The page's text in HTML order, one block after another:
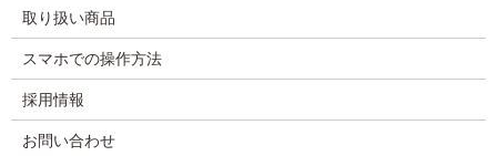
取り扱い商品
スマホでの操作方法
採用情報
お問い合わせ